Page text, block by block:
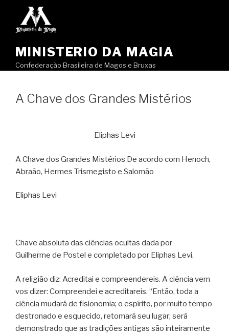
MINISTERIO DA MAGIA
Confederação Brasileira de Magos e Bruxas
A Chave dos Grandes Mistérios
Eliphas Levi
A Chave dos Grandes Mistérios De acordo com Henoch,
Abraão, Hermes Trismegisto e Salomão
Eliphas Levi
Chave absoluta das ciências ocultas dada por
Guilherme de Postel e completado por Eliphas Levi.
A religião diz: Acreditai e compreendereis. A ciência vem
vos dizer: Compreendei e acreditareis. “Então, toda a
ciência mudará de fisionomia; o espírito, por muito tempo
destronado e esquecido, retomará seu lugar; será
demonstrado que as tradições antigas são inteiramente